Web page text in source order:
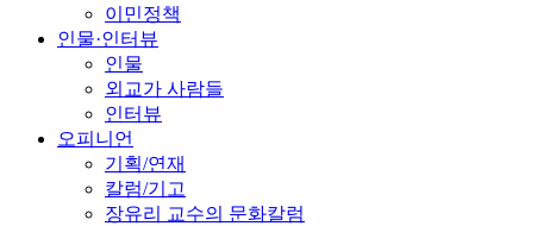
이민정책
인물·인터뷰
인물
외교가 사람들
인터뷰
오피니언
기획/연재
칼럼/기고
장유리 교수의 문화칼럼